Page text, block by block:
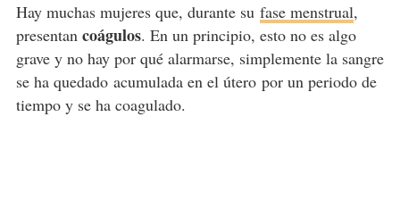
Hay muchas mujeres que, durante su fase menstrual,
presentan coágulos. En un principio, esto no es algo
grave y no hay por qué alarmarse, simplemente la sangre
se ha quedado acumulada en el útero por un periodo de
tiempo y se ha coagulado.